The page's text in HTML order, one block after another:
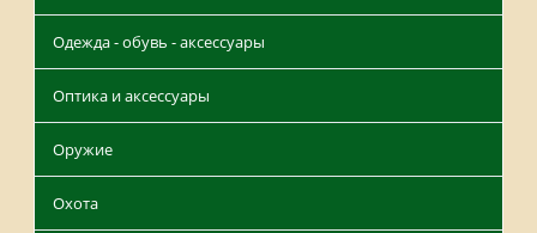
Одежда - обувь - аксессуары
Оптика и аксессуары
Оружие
Охота